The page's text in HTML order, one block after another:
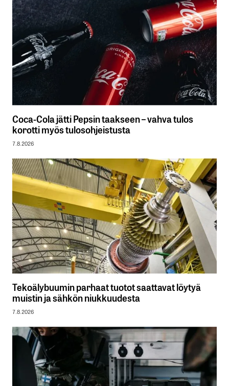
Coca-Cola jätti Pepsin taakseen – vahva tulos
korotti myös tulosohjeistusta
7.8.2026
Tekoälybuumin parhaat tuotot saattavat löytyä
muistin ja sähkön niukkuudesta
7.8.2026